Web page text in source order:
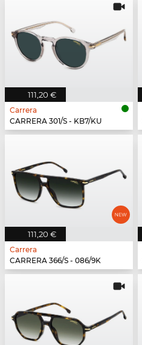
111,20 €
Carrera
CARRERA 301/S - KB7/KU
111,20 €
Carrera
CARRERA 366/S - 086/9K